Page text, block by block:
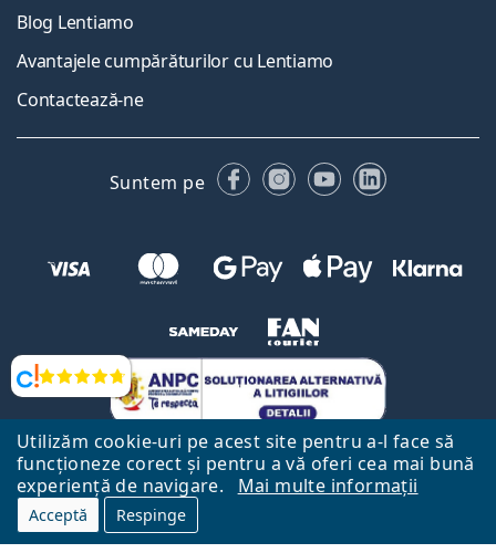
Utilizăm cookie-uri pe acest site pentru a-l face să
funcționeze corect și pentru a vă oferi cea mai bună
experiență de navigare.
Mai multe informații
Acceptă Respinge
Opinii
Blog Lentiamo
Avantajele cumpărăturilor cu Lentiamo
Contactează-ne
Suntem pe FacebookInstagram
YouTubeLinkedIn
Către Pagina Principală Mai sus